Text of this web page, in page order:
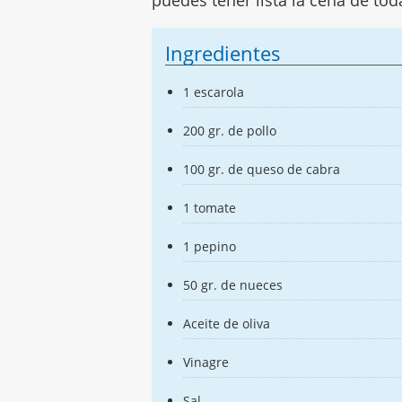
Ingredientes
1 escarola
200 gr. de pollo
100 gr. de queso de cabra
1 tomate
1 pepino
50 gr. de nueces
Aceite de oliva
Vinagre